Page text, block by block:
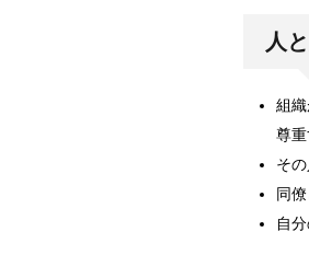
人
組
尊重
そ
同
自